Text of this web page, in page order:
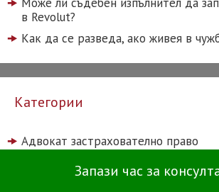
в Revolut?
Как да се разведа, ако живея в
Категории
Адвокат застрахователно право
Адвокат недвижими имоти
Запази час за